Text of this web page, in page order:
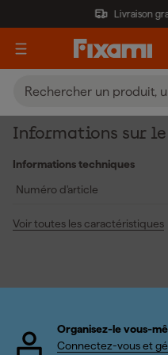
Livraison
Informations sur
Informations techniques
Numéro d'article
Voir toutes les caractéristiques
Organisez-le vous-
Connectez-vous et